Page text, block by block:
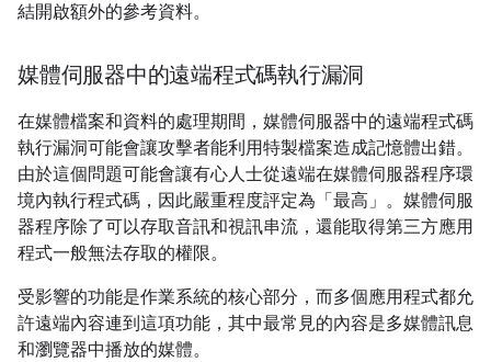
結開啟額外的參考資料。
媒體伺服器中的遠端程式碼執行漏洞
在媒體檔案和資料的處理期間，媒體伺服器中的遠端程式碼
執行漏洞可能會讓攻擊者能利用特製檔案造成記憶體出錯。
由於這個問題可能會讓有心人士從遠端在媒體伺服器程序環
境內執行程式碼，因此嚴重程度評定為「最高」。媒體伺服
器程序除了可以存取音訊和視訊串流，還能取得第三方應用
程式一般無法存取的權限。
受影響的功能是作業系統的核心部分，而多個應用程式都允
許遠端內容連到這項功能，其中最常見的內容是多媒體訊息
和瀏覽器中播放的媒體。